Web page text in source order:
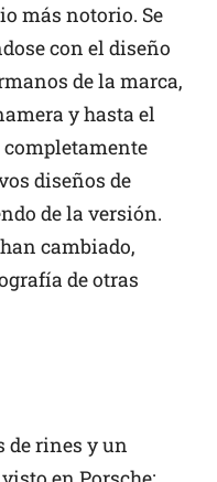
más notorio. Se
con el diseño
de la marca,
y hasta el
completamente
diseños de
de la versión.
cambiado,
de otras
de rines y un